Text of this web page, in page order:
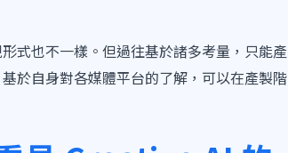
式也不一樣。但過往基於諸多考量，只能產
於自身對各媒體平台的了解，可以在產製階